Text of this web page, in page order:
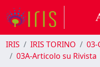
IRIS IRIS TORINO
03-
03A-Articolo su Rivista